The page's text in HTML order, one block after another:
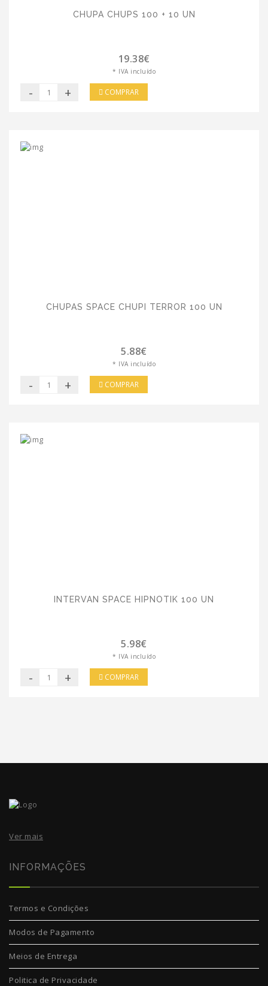
CHUPA CHUPS 100 + 10 UN
19.38€
* IVA incluído
- + COMPRAR
CHUPAS SPACE CHUPI TERROR 100 UN
5.88€
* IVA incluído
- + COMPRAR
INTERVAN SPACE HIPNOTIK 100 UN
5.98€
* IVA incluído
- + COMPRAR
Ver mais
INFORMAÇÕES
Termos e Condições
Modos de Pagamento
Meios de Entrega
Politica de Privacidade